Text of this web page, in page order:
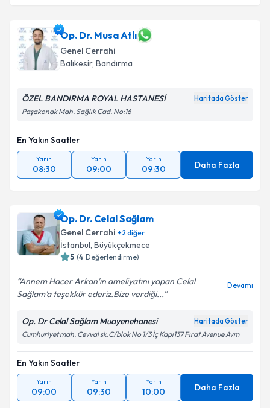
Op. Dr. Musa Atlı
Genel Cerrahi
Balıkesir, Bandırma
ÖZEL BANDIRMA ROYAL HASTANESİ Haritada Göster
Paşakonak Mah. Sağlık Cad. No:16
En Yakın Saatler
Yarın
08:30
Yarın
09:00
Yarın
09:30 Daha Fazla
Op. Dr. Celal Sağlam
Genel Cerrahi +2 diğer
İstanbul, Büyükçekmece
5 (4 Değerlendirme)
Annem Hacer Arkan’ın ameliyatını yapan Celal
Sağlam’a teşekkür ederiz.Bize verdiği...
Devamı
Op. Dr Celal Sağlam Muayenehanesi Haritada Göster
Cumhuriyet mah. Cevval sk.C/blok No 1/3 İç Kapı137 Fırat Avenue Avm
En Yakın Saatler
Yarın
09:00
Yarın
09:30
Yarın
10:00 Daha Fazla